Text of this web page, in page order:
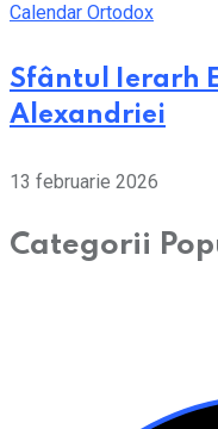
Calendar Ortodox
Sfântul Ierarh
Alexandriei
13 februarie 2026
Categorii